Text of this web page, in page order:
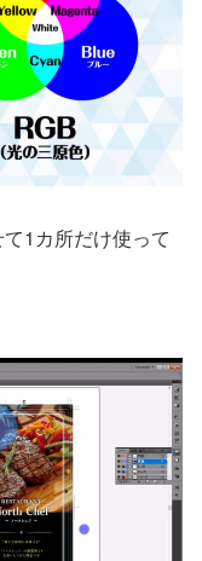
1カ所だけ使って